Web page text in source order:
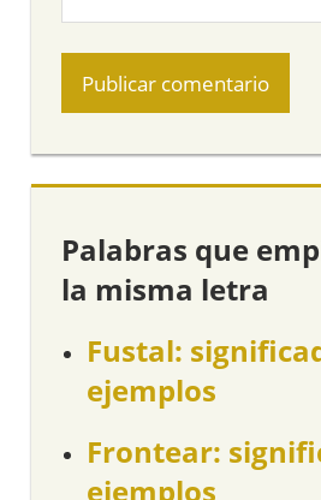
Palabras que
la misma letra
Fustal:
ejemplos
Frontear:
ejemplos